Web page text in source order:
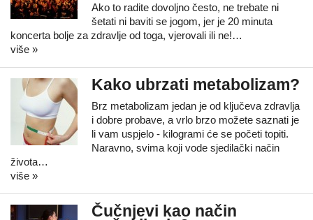
Ako to radite dovoljno često, ne trebate ni
šetati ni baviti se jogom, jer je 20 minuta
koncerta bolje za zdravlje od toga, vjerovali ili ne!…
više »
Kako ubrzati metabolizam?
Brz metabolizam jedan je od ključeva zdravlja
i dobre probave, a vrlo brzo možete saznati je
li vam uspjelo - kilogrami će se početi topiti.
Naravno, svima koji vode sjedilački način
života…
više »
Čučnjevi kao način